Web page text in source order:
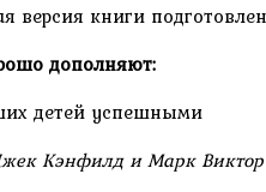
версия книги
дополняют:
детей успешными
Кэнфилд и Марк